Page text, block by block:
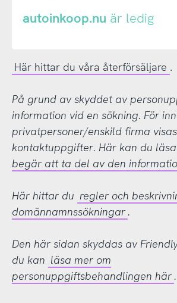
eller
autoinkoop.nu är ledig
Här hittar du våra återförsäljare .
På grund av skyddet av
information vid en sökning. För
privatpersoner/enskild firma
kontaktuppgifter. Här kan du
begär att ta del av den
Här hittar du regler och
domännamnssökningar .
Den här sidan skyddas av
du kan läsa mer om
personuppgiftsbehandlingen här .